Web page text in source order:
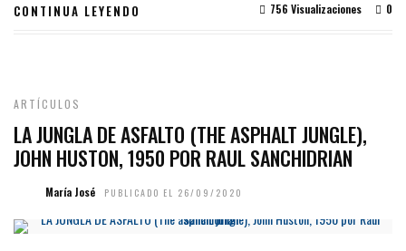
CONTINUA LEYENDO 0
756 Visualizaciones
ARTÍCULOS
LA JUNGLA DE ASFALTO (THE ASPHALT JUNGLE),
JOHN HUSTON, 1950 POR RAUL SANCHIDRIAN
María José PUBLICADO EL 26/09/2020